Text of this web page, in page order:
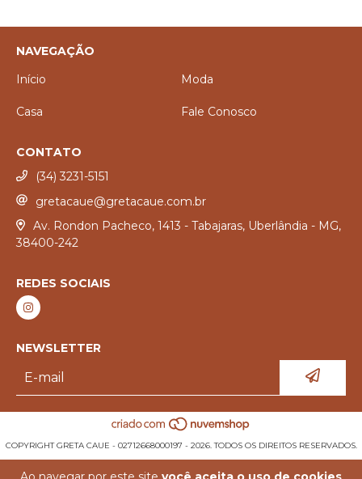
NAVEGAÇÃO
Início
Moda
Casa Fale Conosco
CONTATO
(34) 3231-5151
gretacaue@gretacaue.com.br
Av. Rondon Pacheco, 1413 - Tabajaras, Uberlândia - MG,
38400-242
REDES SOCIAIS
NEWSLETTER
COPYRIGHT GRETA CAUE - 02712668000197 - 2026. TODOS OS DIREITOS RESERVADOS.